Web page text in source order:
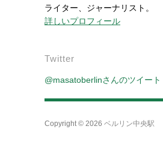
ライター、ジャーナリスト。
詳しいプロフィール
Twitter
@masatoberlinさんのツイート
Copyright © 2026 ベルリン中央駅